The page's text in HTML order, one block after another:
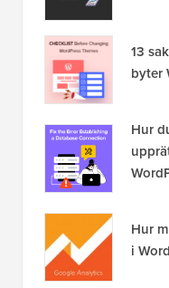
13
byter
Hur
Hur
i